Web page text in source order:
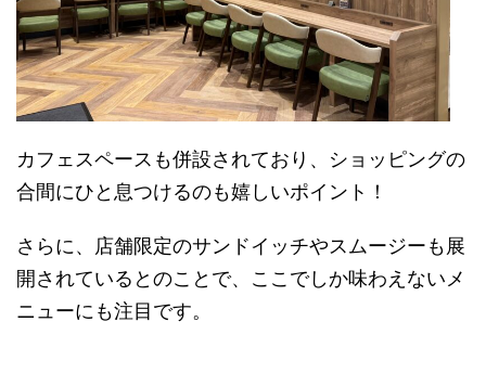
カフェスペースも併設されており、ショッピングの
合間にひと息つけるのも嬉しいポイント！
さらに、店舗限定のサンドイッチやスムージーも展
開されている とのことで、ここでしか味わえないメ
ニューにも注目です。